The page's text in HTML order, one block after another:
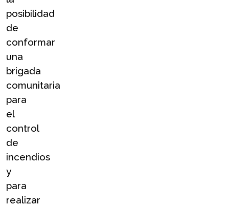
posibilidad
de
conformar
una
brigada
comunitaria
para
el
control
de
incendios
y
para
realizar